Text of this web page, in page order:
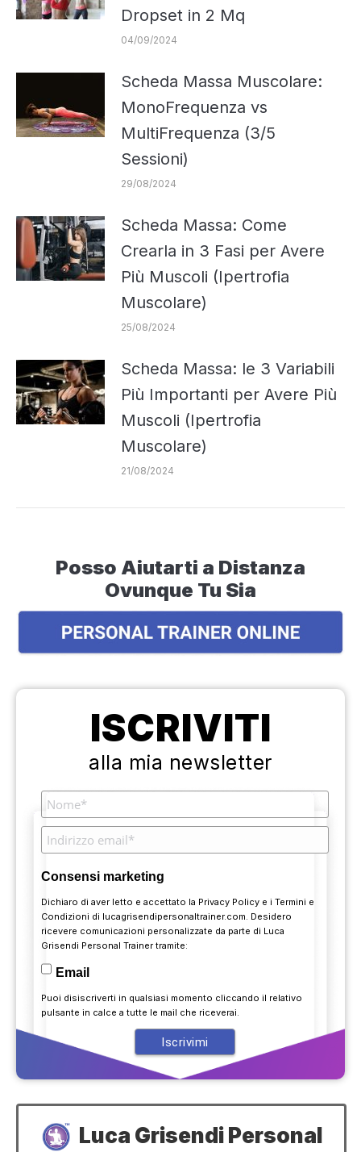
Dropset in 2 Mq
04/09/2024
Scheda Massa Muscolare:
MonoFrequenza vs
MultiFrequenza (3/5
Sessioni)
29/08/2024
Scheda Massa: Come
Crearla in 3 Fasi per Avere
Più Muscoli (Ipertrofia
Muscolare)
25/08/2024
Scheda Massa: le 3 Variabili
Più Importanti per Avere Più
Muscoli (Ipertrofia
Muscolare)
21/08/2024
Posso Aiutarti a Distanza
Ovunque Tu Sia
ISCRIVITI
alla mia newsletter
Consensi marketing
Dichiaro di aver letto e accettato la Privacy Policy e iTermini e
Condizioni di lucagrisendipersonaltrainer.com. Desidero
ricevere comunicazioni personalizzate da parte di Luca
Grisendi Personal Trainer tramite:
Email
Puoi disiscriverti in qualsiasi momento cliccando il relativo
pulsante in calce a tutte le mail che riceverai.
Luca Grisendi Personal